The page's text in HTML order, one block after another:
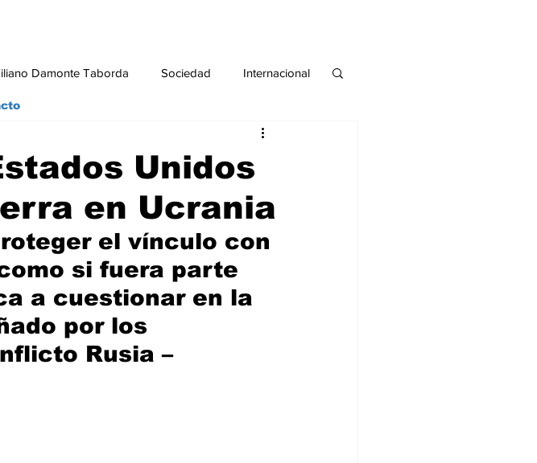
Damonte Taborda Sociedad Internacional
Unidos
en Ucrania
el vínculo con
si fuera parte
a cuestionar en la
por los
Rusia –